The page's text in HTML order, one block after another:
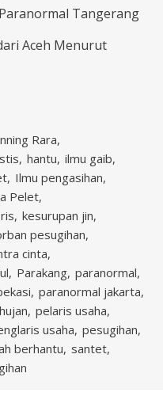
Tangerang
Aceh Menurut
Rara
hantu ilmu gaib
Ilmu pengasihan
Pelet
kesurupan jin
pesugihan
cinta
Parakang paranormal
paranormal jakarta
pelaris usaha
usaha pesugihan
berhantu santet